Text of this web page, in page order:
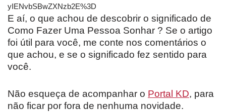
yIENvbSBwZXNzb2E%3D
E aí, o que achou de descobrir o significado de
Como Fazer Uma Pessoa Sonhar ? Se o artigo
foi útil para você, me conte nos comentários o
que achou, e se o significado fez sentido para
você.
Não esqueça de acompanhar o Portal KD, para
não ficar por fora de nenhuma novidade.